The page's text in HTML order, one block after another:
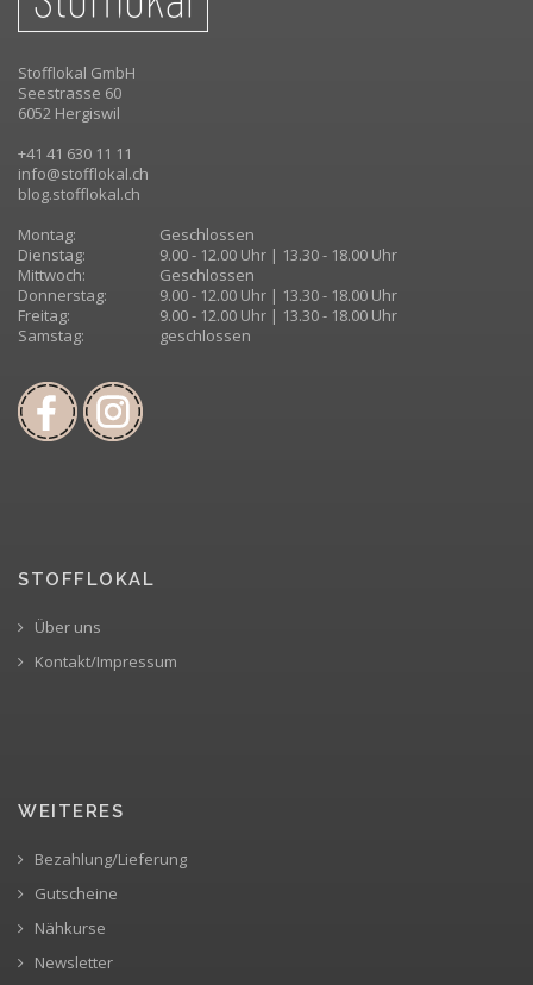
Stofflokal GmbH
Seestrasse 60
6052 Hergiswil
+41 41 630 11 11
info@stofflokal.ch
blog.stofflokal.ch
Montag:
Geschlossen
Dienstag:
9.00 - 12.00 Uhr | 13.30 - 18.00 Uhr
Mittwoch:
Geschlossen
Donnerstag:
9.00 - 12.00 Uhr | 13.30 - 18.00 Uhr
Freitag:
9.00 - 12.00 Uhr | 13.30 - 18.00 Uhr
Samstag:
geschlossen
STOFFLOKAL
Über uns
Kontakt/Impressum
WEITERES
Bezahlung/Lieferung
Gutscheine
Nähkurse
Newsletter